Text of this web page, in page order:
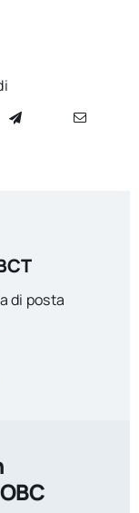
di posta